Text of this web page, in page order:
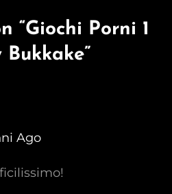
“Giochi Porni 1
Bukkake”
Ago